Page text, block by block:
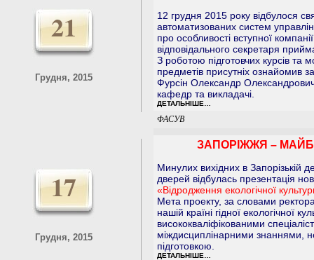
21
Грудня, 2015
12 грудня 2015 року відбулося
автоматизованих систем
про особливості вступної
відповідального секретаря
З роботою підготовчих курсів та
предметів присутніх ознайомив
Фурсін Олександр
кафедр та викладачі.
ДЕТАЛЬНІШЕ…
ФАСУВ
17
Грудня, 2015
ЗАПОРІЖЖЯ –
Минулих вихідних в Запорізькій
дверей відбулась презентація
«Відродження екологічної
Мета проекту, за словами
нашій країні гідної екологічної
висококваліфікованими
міждисциплінарними знаннями,
підготовкою.
ДЕТАЛЬНІШЕ…